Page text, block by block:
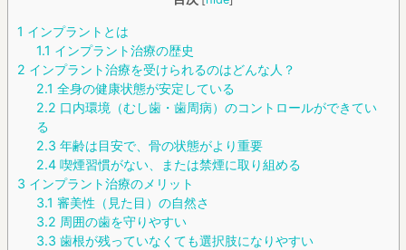
1 インプラントとは
1.1 インプラント治療の歴史
2 インプラント治療を受けられるのはどんな人？
2.1 全身の健康状態が安定している
2.2 口内環境（むし歯・歯周病）のコントロールができてい
る
2.3 年齢は目安で、骨の状態がより重要
2.4喫煙習慣がない、または禁煙に取り組める
3 インプラント治療のメリット
3.1 審美性（見た目）の自然さ
3.2 周囲の歯を守りやすい
3.3 歯根が残っていなくても選択肢になりやすい